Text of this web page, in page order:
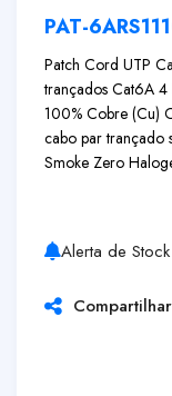
PAT-
Patch Cord UTP
trançados Cat6A
100% Cobre (Cu)
cabo par trançado
Smoke Zero
Alerta de Stock
Compartilhar